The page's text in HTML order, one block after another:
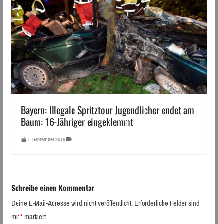
Bayern: Illegale Spritztour Jugendlicher endet am
Baum: 16-Jähriger eingeklemmt
1. September 2016 0
Schreibe einen Kommentar
Deine E-Mail-Adresse wird nicht veröffentlicht.Erforderliche Felder sind
mit*markiert